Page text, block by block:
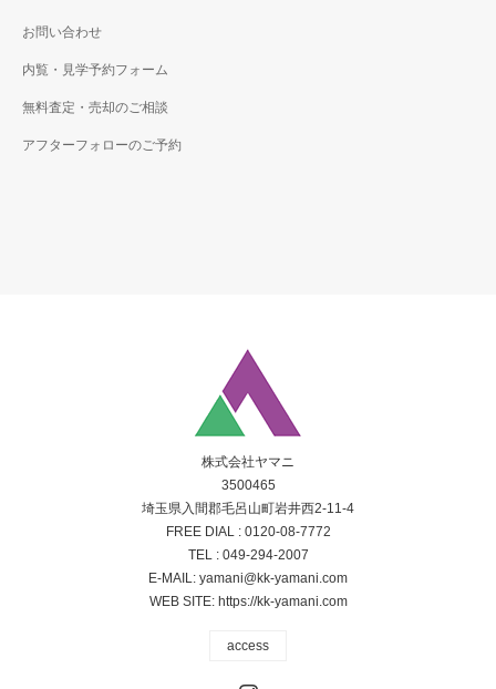
お問い合わせ
内覧・見学予約フォーム
無料査定・売却のご相談
アフターフォローのご予約
株式会社ヤマニ
3500465
埼玉県入間郡毛呂山町岩井西2-11-4
FREE DIAL : 0120-08-7772
TEL : 049-294-2007
E-MAIL: yamani@kk-yamani.com
WEB SITE: https://kk-yamani.com
access